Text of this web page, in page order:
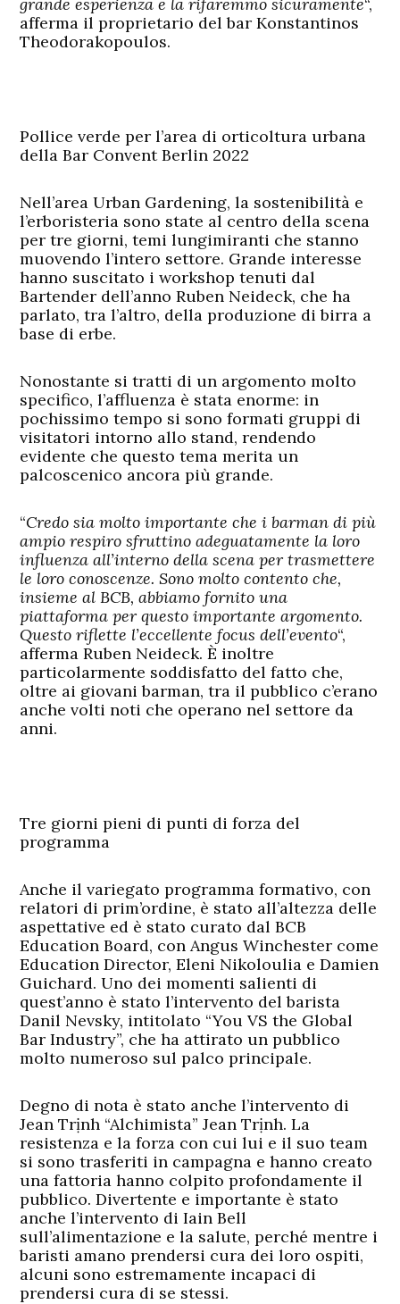
afferma il proprietario del bar Konstantinos
Theodorakopoulos.
Pollice verde per l’area di orticoltura urbana
della Bar Convent Berlin 2022
Nell’area Urban Gardening, la sostenibilità e
l’erboristeria sono state al centro della scena
per tre giorni, temi lungimiranti che stanno
muovendo l’intero settore. Grande interesse
hanno suscitato i workshop tenuti dal
Bartender dell’anno Ruben Neideck, che ha
parlato, tra l’altro, della produzione di birra a
base di erbe.
Nonostante si tratti di un argomento molto
specifico, l’affluenza è stata enorme: in
pochissimo tempo si sono formati gruppi di
visitatori intorno allo stand, rendendo
evidente che questo tema merita un
palcoscenico ancora più grande.
“Credo sia molto importante che i barman di più
ampio respiro sfruttino adeguatamente la loro
influenza all’interno della scena per trasmettere
le loro conoscenze. Sono molto contento che,
insieme al BCB, abbiamo fornito una
piattaforma per questo importante argomento.
Questo riflette l’eccellente focus dell’evento“,
afferma Ruben Neideck. È inoltre
particolarmente soddisfatto del fatto che,
oltre ai giovani barman, tra il pubblico c’erano
anche volti noti che operano nel settore da
anni.
Tre giorni pieni di punti di forza del
programma
Anche il variegato programma formativo, con
relatori di prim’ordine, è stato all’altezza delle
aspettative ed è stato curato dal BCB
Education Board, con Angus Winchester come
Education Director, Eleni Nikoloulia e Damien
Guichard. Uno dei momenti salienti di
quest’anno è stato l’intervento del barista
Danil Nevsky, intitolato “You VS the Global
Bar Industry”, che ha attirato un pubblico
molto numeroso sul palco principale.
Degno di nota è stato anche l’intervento di
Jean Trịnh “Alchimista” Jean Trịnh. La
resistenza e la forza con cui lui e il suo team
si sono trasferiti in campagna e hanno creato
una fattoria hanno colpito profondamente il
pubblico. Divertente e importante è stato
anche l’intervento di Iain Bell
sull’alimentazione e la salute, perché mentre i
baristi amano prendersi cura dei loro ospiti,
alcuni sono estremamente incapaci di
prendersi cura di se stessi.